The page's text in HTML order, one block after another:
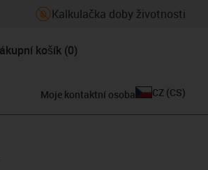
Kalkulačka doby životnosti
košík (0)
Moje kontaktní osoba CZ (CS)